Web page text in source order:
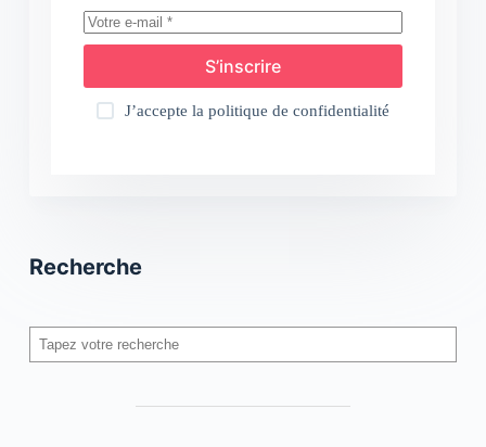
S’inscrire
J’accepte la politique de confidentialité
Recherche
Rechercher